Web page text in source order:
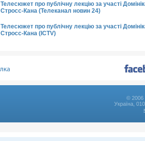
Телесюжет про публічну лекцію за участі
Стросс-Кана (Телеканал новин 24)
Телесюжет про публічну лекцію за участі
Стросс-Кана (ICTV)
© 2006
Україна,